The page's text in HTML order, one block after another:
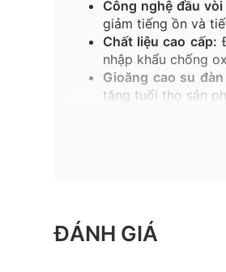
Công nghệ đầu
giảm tiếng ồn và
Chất liệu cao cấp:
nhập khẩu chống
Gioăng cao su
tăng tuổi thọ sản
pháp phòng tắm đồng
chậu và thiết bị vệ
HƯỚNG DẪN SỬ DỤNG
ĐÁNH GIÁ